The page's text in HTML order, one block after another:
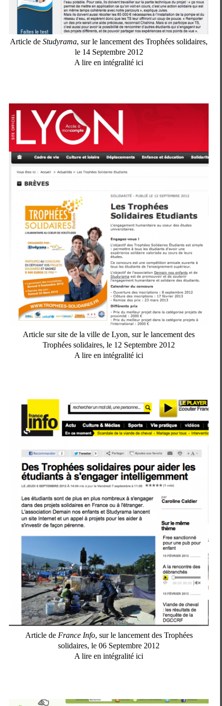
Article deStudyrama, sur le lancement des Trophées solidaires,
le 14 Septembre 2012
A lire en intégralité ici
Article sur site de la ville de Lyon, sur le lancement des
Trophées solidaires, le 12 Septembre 2012
A lire en intégralité ici
Article de France Info, sur le lancement des Trophées
solidaires, le 06 Septembre 2012
A lire en intégralité ici